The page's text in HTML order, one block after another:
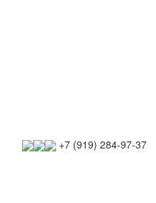
+7 (919) 284-97-37